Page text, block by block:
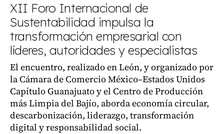
XII Foro Internacional de
Sustentabilidad impulsa la
transformación empresarial con
líderes, autoridades y especialistas
El encuentro, realizado en León, y organizado por
la Cámara de Comercio México–Estados Unidos
Capítulo Guanajuato y el Centro de Producción
más Limpia del Bajío, aborda economía circular,
descarbonización, liderazgo, transformación
digital y responsabilidad social.